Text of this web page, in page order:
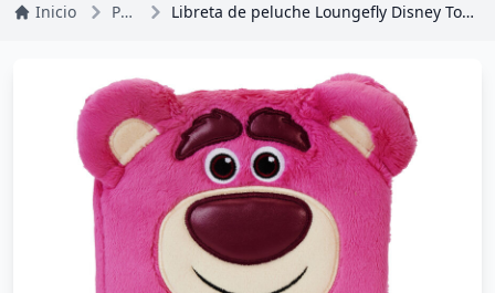
Inicio Pixar Libreta de peluche Loungefly Disney Toy Story Lotso